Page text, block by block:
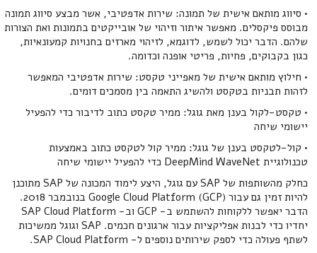
• סיווג מותאם אישית של תמונה: שירות אדפטיבי, אשר מבצע סיווג תמונה
מבוסס פיקסלים. מאפשר איתור וזיהוי של אובייקטים בתמונות ואת הצורות
שלהם. הדבר יכול לשמש, לדוגמא, לזיהוי מארזים בחנויות קמעונאיות,
כגון בקבוקים, פחיות, פריטי אופנה וכדומה.
• חילוץ מותאם אישית של מאפייני טקסט: שירות אדפטיבי המאפשר
לזהות תבניות בטקסט ולהשיג התאמה בין מסמכים דומים.
• טקסט-לקול בענן מאת גוגל: ממיר טקסט כתוב לדיבור כדי להפעיל
יישומי שיחה
• קול-לטקסט בענן של גוגל: ממיר קול לטקסט כתוב באמצעות
טכנולוגיית DeepMind WaveNet כדי להפעיל יישומי שיחה
כחלק מהשותפות של SAP עם גוגל, היצע לימוד המכונה של SAP מתוכנן
להיות זמין גם עבור Google Cloud Platform (GCP) בנובמבר 2018.
הדבר יאפשר ללקוחות להשתמש ב- GCP וב- SAP Cloud Platform
יחדיו כדי לבנות אפליקציות עבור ארגונים חכמים. SAP וגוגל ממשיכות
לשתף פעולה כדי לספק שירותים נוספים ל- SAP Cloud Platform.